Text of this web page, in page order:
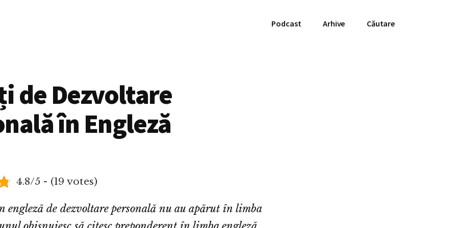
Podcast Arhive Căutare
de Dezvoltare
în Engleză
4.8/5 - (19 votes)
engleză de dezvoltare personală nu au apărut în limba